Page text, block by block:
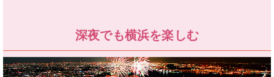
深夜でも横浜を楽しむ